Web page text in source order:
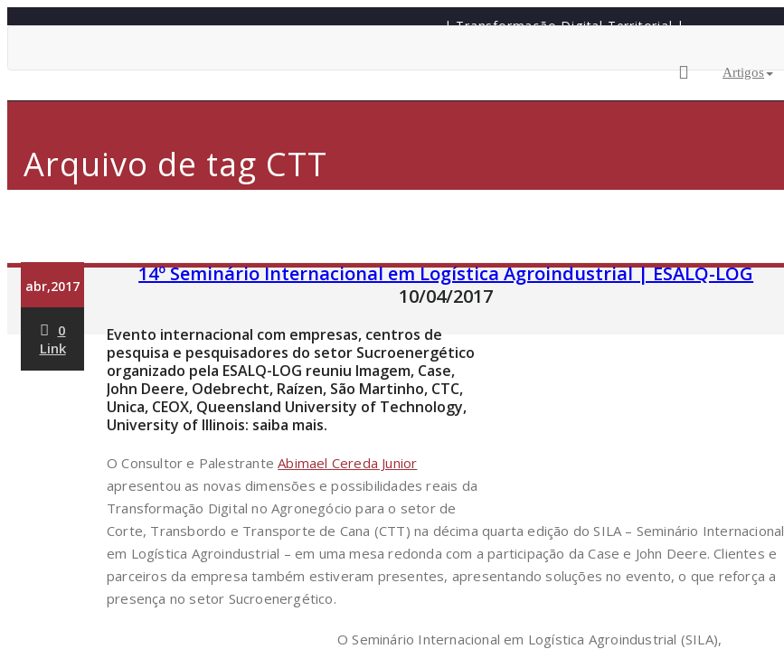
| Transformação Digital Territorial |
Artigos
Arquivo de tag CTT
abr,2017
0
Link
14º Seminário Internacional em Logística Agroindustrial | ESALQ-LOG
10/04/2017
Evento internacional com empresas, centros de
pesquisa e pesquisadores do setor Sucroenergético
organizado pela ESALQ-LOG reuniu Imagem, Case,
John Deere, Odebrecht, Raízen, São Martinho, CTC,
Unica, CEOX, Queensland University of Technology,
University of Illinois: saiba mais.
O Consultor e PalestranteAbimael Cereda Junior
apresentou as novas dimensões e possibilidades reais da
Transformação Digital no Agronegócio para o setor de
Corte, Transbordo e Transporte de Cana (CTT) na décima quarta edição do SILA – Seminário Internacional
em Logística Agroindustrial – em uma mesa redonda com a participação da Case e John Deere. Clientes e
parceiros da empresa também estiveram presentes, apresentando soluções no evento, o que reforça a
presença no setor Sucroenergético.
O Seminário Internacional em Logística Agroindustrial (SILA),